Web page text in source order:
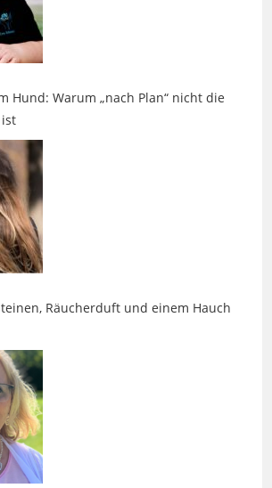
Hund: Warum „nach Plan“ nicht die
Räucherduft und einem Hauch
Belastungen erkennen